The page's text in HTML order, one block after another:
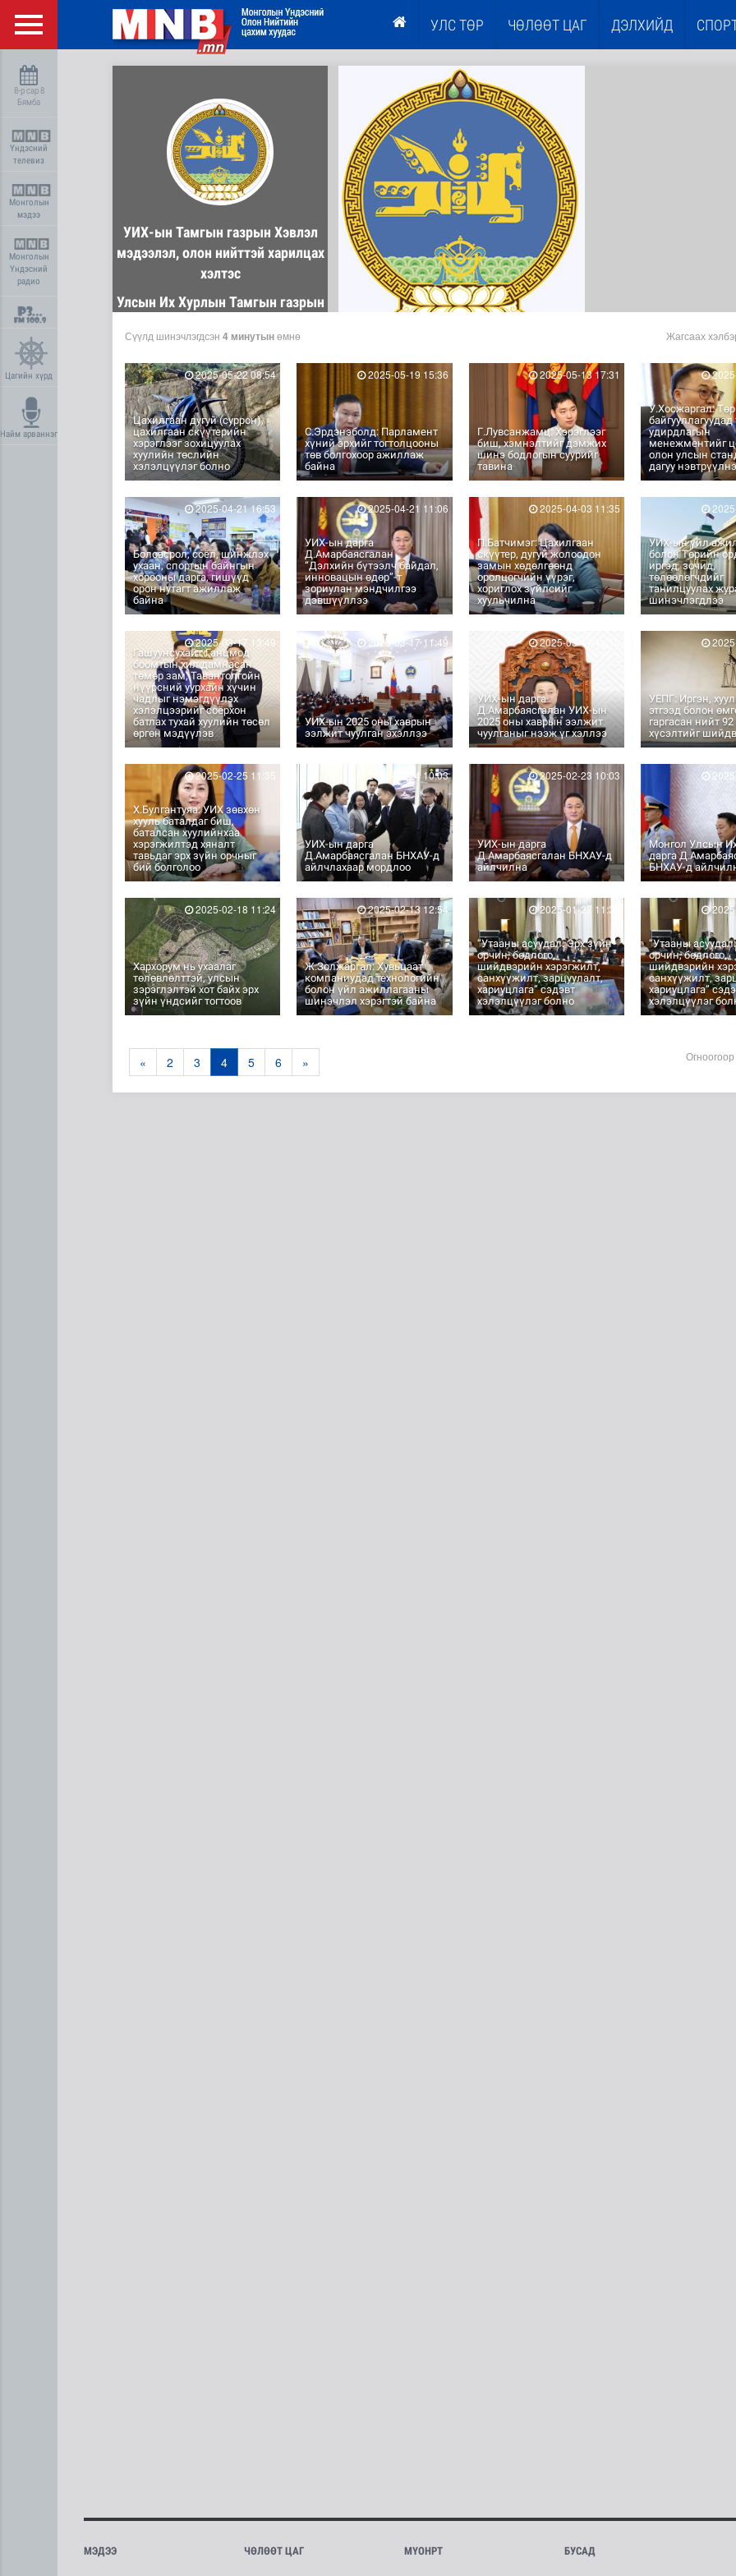
УЛС ТӨР ЧӨЛӨӨТ ЦАГ ДЭЛХИЙД
8-р сар 8
Бямба
Үндэсний
телевиз
Монголын
мэдээ
Монголын
Үндэсний
радио
Цагийн хүрд
Найм арваннэг
УИХ-ын Тамгын газрын Хэвлэл
мэдээлэл, олон нийттэй харилцах
хэлтэс
Улсын Их Хурлын Тамгын газрын
харилцах хэлтэс
Сүүлд шинэчлэгдсэн 4 минутынөмнө Жагсаах
Цахилгаан дугуй (суррон),
цахилгаан скүүтерийн
хэрэглээг зохицуулах
хуулийн төслийн
хэлэлцүүлэг болно
2025-05-22 08:54
С.Эрдэнэболд: Парламент
хүний эрхийг тогтолцооны
төв болгохоор ажиллаж
байна
2025-05-19 15:36
Г.Лувсанжамц: Хэрэглээг
биш, хэмнэлтийг дэмжих
шинэ бодлогын суурийг
тавина
2025-05-13 17:31
У.Хосжаргал:
удирдлагын
менежментийг
олон улсын
дагуу
Боловсрол, соёл, шинжлэх
ухаан, спортын байнгын
хорооны дарга, гишүүд
орон нутагт ажиллаж
байна
2025-04-21 16:53
УИХ-ын дарга
Д.Амарбаясгалан
“Дэлхийн бүтээлч байдал,
инновацын өдөр”-т
зориулан мэндчилгээ
дэвшүүллээ
2025-04-21 11:06
П.Батчимэг: Цахилгаан
скүүтер, дугуй жолоодон
замын хөдөлгөөнд
оролцогчийн үүрэг,
хориглох зүйлсийг
хуульчилна
2025-04-03 11:35
УИХ-ын үйл
болон Төрийн
иргэд, зочид,
төлөөлөгчдийг
танилцуулах
шинэчлэгдлээ
Гашуунсухайт-Ганцмод
боомтын хил дамнасан
төмөр зам, Тавантолгойн
нүүрсний уурхайн хүчин
чадлыг нэмэгдүүлэх
хэлэлцээрийг соёрхон
батлах тухай хуулийн төсөл
өргөн мэдүүлэв
2025-03-17 13:49
УИХ-ын 2025 оны хаврын
ээлжит чуулган эхэллээ
2025-03-17 11:49
УИХ-ын дарга
Д.Амарбаясгалан УИХ-ын
2025 оны хаврын ээлжит
чуулганыг нээж үг хэллээ
2025-03-17 11:10
УЕПГ: Иргэн,
этгээд болон
гаргасан нийт
хүсэлтийг
Х.Булгантуяа: УИХ зөвхөн
хууль баталдаг биш,
баталсан хуулийнхаа
хэрэгжилтэд хяналт
тавьдаг эрх зүйн орчныг
бий болголоо
2025-02-25 11:35
УИХ-ын дарга
Д.Амарбаясгалан БНХАУ-д
айлчлахаар мордлоо
2025-02-24 10:03
УИХ-ын дарга
Д.Амарбаясгалан БНХАУ-д
айлчилна
2025-02-23 10:03
Монгол Улсын
дарга
БНХАУ-д
Хархорум нь ухаалаг
төлөвлөлттэй, улсын
зэрэглэлтэй хот байх эрх
зүйн үндсийг тогтоов
2025-02-18 11:24
Ж.Золжаргал: Хувьцаат
компаниудад технологийн
болон үйл ажиллагааны
шинэчлэл хэрэгтэй байна
2025-02-13 12:54
“Утааны асуудал: Эрх зүйн
орчин, бодлого,
шийдвэрийн хэрэгжилт,
санхүүжилт, зарцуулалт,
хариуцлага” сэдэвт
хэлэлцүүлэг болно
2025-01-27 11:30
“Утааны
орчин, бодлого,
шийдвэрийн
санхүүжилт,
хариуцлага”
хэлэлцүүлэг
« 2 3 4 5 6 »
МЭДЭЭ ЧӨЛӨӨТ ЦАГ МҮОНРТ БУСАД